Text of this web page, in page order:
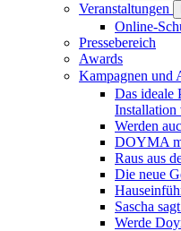
Veranstaltungen
Online-
Pressebereich
Awards
Kampagnen und
Das
Installation
Werden
DOYMA
Raus aus
Die neue
Sascha
Werde